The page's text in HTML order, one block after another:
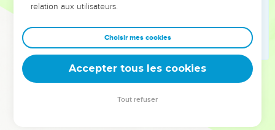
et je ferai que ta semence sera comme la poussière de la
terre ; en sorte que, si quelqu'un peut compter la poussière
de la terre, ta semence aussi sera comptée.
Lève toi, et promène-toi dans le pays en long et en large,
car je te le donnerai.
relation aux utilisateurs.
Choisir mes cookies
Accepter tous les cookies
Tout refuser